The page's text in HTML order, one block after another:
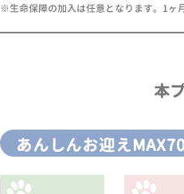
※生命保障の加入は任意となります。1ヶ
本
あんしんお迎え